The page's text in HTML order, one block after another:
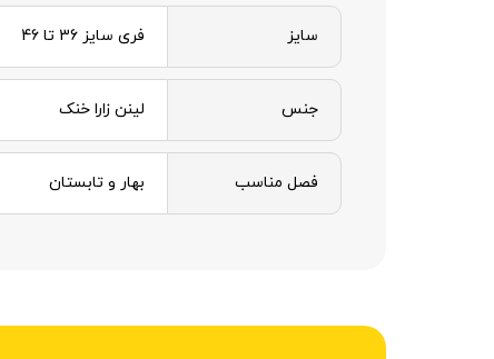
سایز فری سایز 36 تا 46
جنس لینن زارا خنک
فصل مناسب بهار و تابستان